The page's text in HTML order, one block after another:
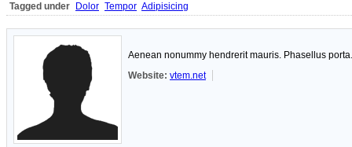
Tagged under
Dolor Tempor Adipisicing
Aenean nonummy hendrerit mauris. Phasellus
Website: vtem.net